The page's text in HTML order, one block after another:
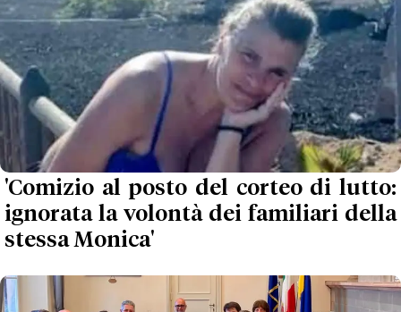
'Comizio al posto del corteo di lutto:
ignorata la volontà dei familiari della
stessa Monica'